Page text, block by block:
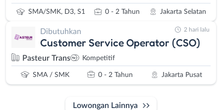
SMA/SMK, D3, S1 0 - 2 Tahun Jakarta Selatan
Dibutuhkan
Customer Service Operator (CSO)
Pasteur Trans Kompetitif
SMA / SMK 0 - 2 Tahun Jakarta Pusat
2 hari lalu
Lowongan Lainnya